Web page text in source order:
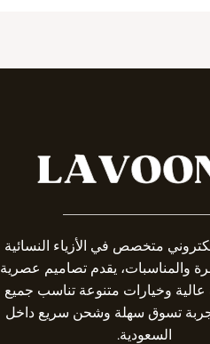
متخصص في الأزياء النسائية
والمناسبات، يقدم تصاميم عصرية
وخيارات متنوعة تناسب جميع
تجربة تسوق سهلة وشحن سريع داخل
السعودية.